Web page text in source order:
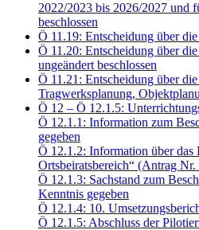
2022/2023 bis 2026/2027 und
beschlossen
Ö 11.19: Entscheidung über
Ö 11.20: Entscheidung über
ungeändert beschlossen
Ö 11.21: Entscheidung über
Tragwerksplanung,
Ö 12 – Ö 12.1.5:
Ö 12.1.1: Information zum
gegeben
Ö 12.1.2: Information über das
Ortsbeiratsbereich“ (Antrag
Ö 12.1.3: Sachstand zum
Kenntnis gegeben
Ö 12.1.4: 10.
Ö 12.1.5: Abschluss der